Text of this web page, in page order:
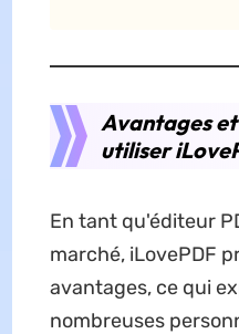
Avantages
utiliser
En tant qu'éditeur
marché, iLovePDF
avantages, ce qui
nombreuses